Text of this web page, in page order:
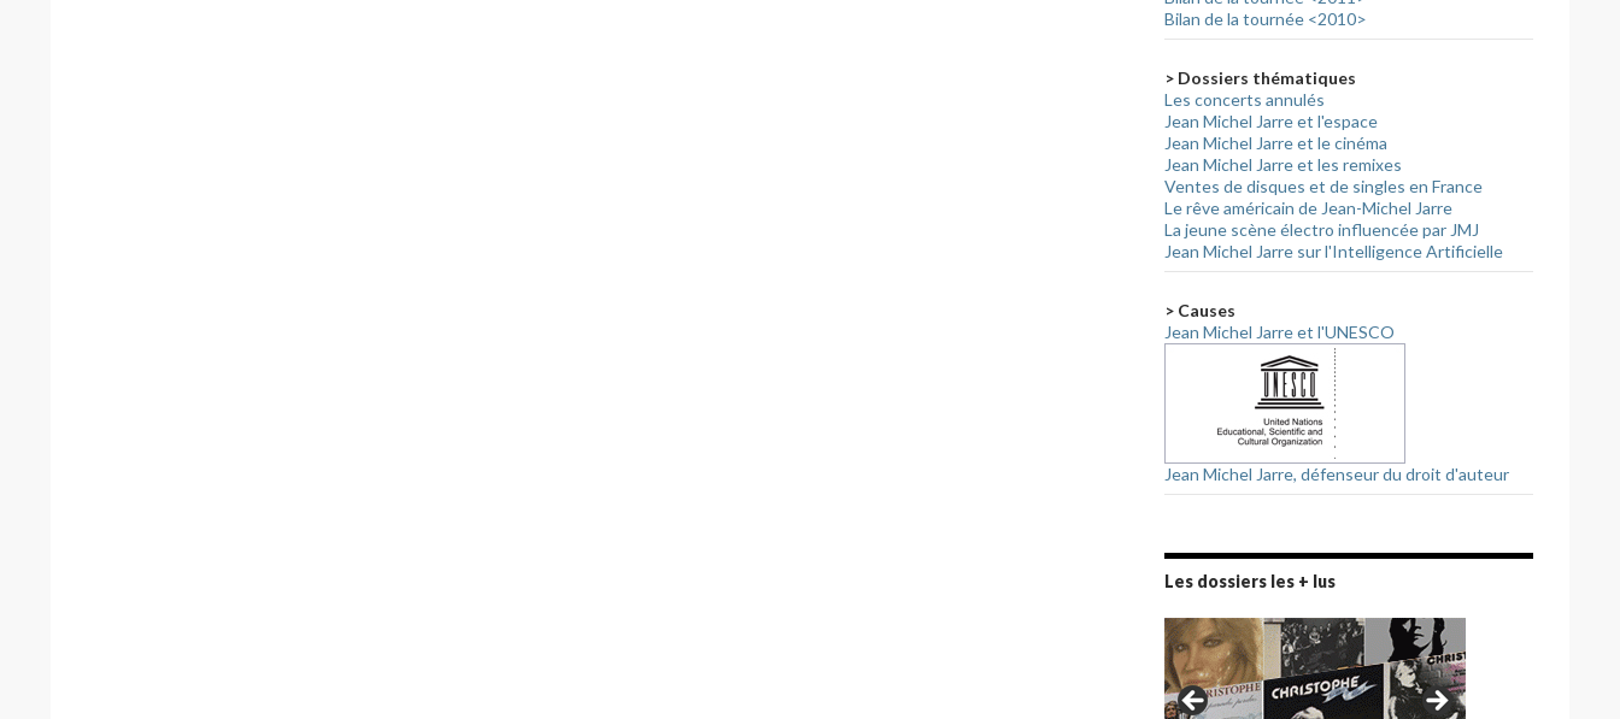
Bilan de la tournée <2010>
> Dossiers thématiques
Les concerts annulés
Jean Michel Jarre et l'espace
Jean Michel Jarre et le cinéma
Jean Michel Jarre et les remixes
Ventes de disques et de singles en France
Le rêve américain de Jean-Michel Jarre
La jeune scène électro influencée par JMJ
Jean Michel Jarre sur l'Intelligence Artificielle
> Causes
Jean Michel Jarre et l'UNESCO
Jean Michel Jarre, défenseur du droit d'auteur
Les dossiers les + lus